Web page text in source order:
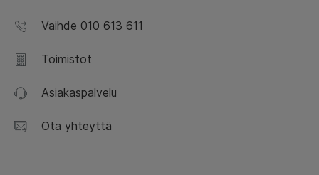
Vaihde 010 613 611
Toimistot
Asiakaspalvelu
Ota yhteyttä